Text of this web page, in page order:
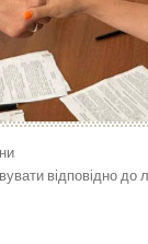
відповідно до